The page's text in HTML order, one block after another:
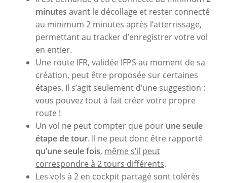
minutes avant le décollage et rester connecté
au minimum 2 minutes après l’atterrissage,
permettant au tracker d’enregistrer votre vol
en entier.
Une route IFR, validée IFPS au moment de sa
création, peut être proposée sur certaines
étapes. Il s’agit seulement d’une suggestion :
vous pouvez tout à fait créer votre propre
route !
Un vol ne peut compter que pour une seule
étape de tour. Il ne peut donc être rapporté
qu’une seule fois, même s’il peut
correspondre à 2 tours différents.
Les vols à 2 en cockpit partagé sont tolérés